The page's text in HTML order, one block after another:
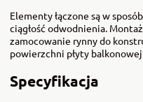
Elementy łączone są w
ciągłość odwodnienia.
zamocowanie rynny do
powierzchni płyty
Specyfikacja